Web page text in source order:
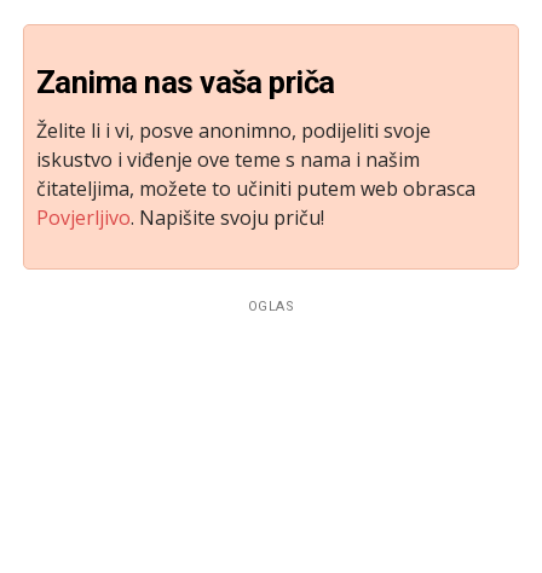
Zanima nas vaša priča
Želite li i vi, posve anonimno, podijeliti svoje
iskustvo i viđenje ove teme s nama i našim
čitateljima, možete to učiniti putem web obrasca
Povjerljivo. Napišite svoju priču!
OGLAS